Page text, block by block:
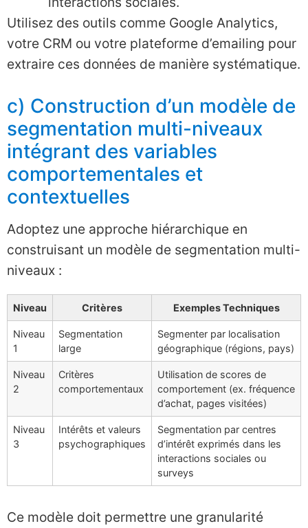
Utilisez des outils comme Google Analytics,
votre CRM ou votre plateforme d’emailing pour
extraire ces données de manière systématique.
c) Construction d’un modèle de
segmentation multi-niveaux
intégrant des variables
comportementales et
contextuelles
Adoptez une approche hiérarchique en
construisant un modèle de segmentation multi-
niveaux :
Niveau Critères Exemples Techniques
Niveau
1
Segmentation
large
Segmenter par localisation
géographique (régions, pays)
Niveau
2
Critères
comportementaux
Utilisation de scores de
comportement (ex. fréquence
d’achat, pages visitées)
Niveau
3
Intérêts et valeurs
psychographiques
Segmentation par centres
d’intérêt exprimés dans les
interactions sociales ou
surveys
Ce modèle doit permettre une granularité